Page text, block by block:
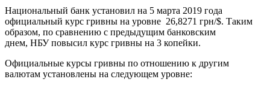
Национальный банк установил на 5 марта 2019 года
официальный курс гривны на уровне 26,8271 грн/$. Таким
образом, по сравнению с предыдущим банковским
днем, НБУ повысил курс гривны на 3 копейки.
Официальные курсы гривны по отношению к другим
валютам установлены на следующем уровне: